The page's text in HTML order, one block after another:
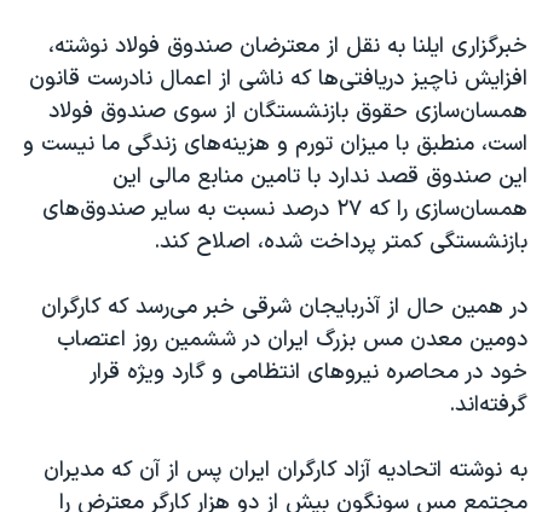
خبرگزاری ایلنا به نقل از معترضان صندوق فولاد نوشته،
افزایش ناچیز دریافتی‌ها که ناشی از اعمال نادرست قانون
همسان‌سازی حقوق بازنشستگان از سوی صندوق فولاد
است، منطبق با میزان تورم و هزینه‌های زندگی ما نیست و
این صندوق قصد ندارد با تامین منابع مالی این
همسان‌سازی را که ۲۷ درصد نسبت به سایر صندوق‌های
بازنشستگی کمتر پرداخت شده، اصلاح کند.
در همین حال از آذربایجان شرقی خبر می‌رسد که کارگران
دومین معدن مس بزرگ ایران در ششمین روز اعتصاب
خود در محاصره نیروهای انتظامی و گارد ویژه قرار
گرفته‌اند.
به نوشته اتحادیه آزاد کارگران ایران پس از آن که مدیران
مجتمع مس سونگون بیش از دو هزار کارگر معترض را